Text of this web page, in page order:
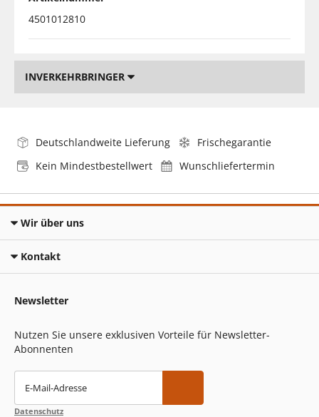
4501012810
INVERKEHRBRINGER
Deutschlandweite Lieferung
Frischegarantie
Kein Mindestbestellwert
Wunschliefertermin
Wir über uns
Kontakt
Newsletter
Nutzen Sie unsere exklusiven Vorteile für Newsletter-
Abonnenten
E-Mail-Adresse
Datenschutz